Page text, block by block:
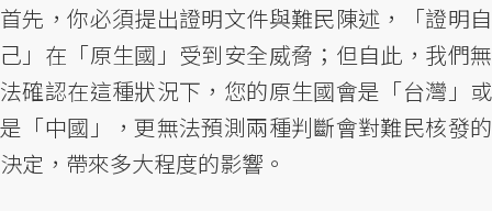
首先，你必須提出證明文件與難民陳述，「證明自
己」在「原生國」受到安全威脅；但自此，我們無
法確認在這種狀況下，您的原生國會是「台灣」或
是「中國」，更無法預測兩種判斷會對難民核發的
決定，帶來多大程度的影響。